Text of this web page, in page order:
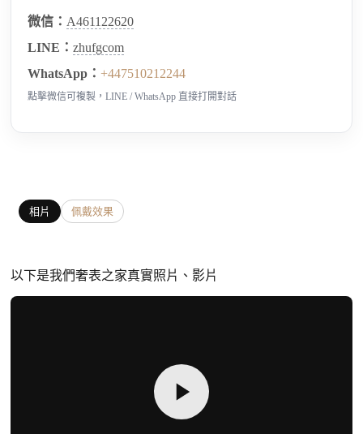
微信： A461122620
LINE：zhufgcom
WhatsApp：+447510212244
點擊微信可複製，LINE / WhatsApp 直接打開對話
相片 佩戴效果
以下是我們奢表之家真實照片、影片